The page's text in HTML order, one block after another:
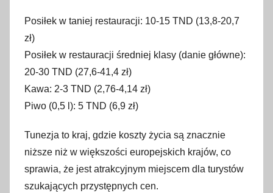
Posiłek w taniej restauracji: 10-15 TND (13,8-20,7
zł)
Posiłek w restauracji średniej klasy (danie główne):
20-30 TND (27,6-41,4 zł)
Kawa: 2-3 TND (2,76-4,14 zł)
Piwo (0,5 l): 5 TND (6,9 zł)
Tunezja to kraj, gdzie koszty życia są znacznie
niższe niż w większości europejskich krajów, co
sprawia, że jest atrakcyjnym miejscem dla turystów
szukających przystępnych cen.